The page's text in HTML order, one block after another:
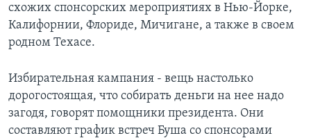
схожих спонсорских мероприятиях в Нью-Йорке,
Калифорнии, Флориде, Мичигане, а также в своем
родном Техасе.
Избирательная кампания - вещь настолько
дорогостоящая, что собирать деньги на нее надо
загодя, говорят помощники президента. Они
составляют график встреч Буша со спонсорами